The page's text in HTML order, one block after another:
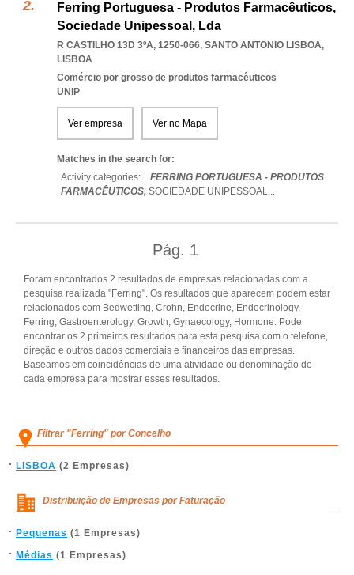
Ferring Portuguesa - Produtos Farmacêuticos,
Sociedade Unipessoal, Lda
R CASTILHO 13D 3ºA, 1250-066, SANTO ANTONIO LISBOA,
LISBOA
Comércio por grosso de produtos farmacêuticos
UNIP
Ver empresa Ver no Mapa
Matches in the search for:
Activity categories: ...FERRING PORTUGUESA - PRODUTOS
FARMACÊUTICOS, SOCIEDADE UNIPESSOAL...
Pág. 1
Foram encontrados 2 resultados de empresas relacionadas com a
pesquisa realizada "Ferring". Os resultados que aparecem podem estar
relacionados com Bedwetting, Crohn, Endocrine, Endocrinology,
Ferring, Gastroenterology, Growth, Gynaecology, Hormone. Pode
encontrar os 2 primeiros resultados para esta pesquisa com o telefone,
direção e outros dados comerciais e financeiros das empresas.
Baseamos em coincidências de uma atividade ou denominação de
cada empresa para mostrar esses resultados.
Filtrar "Ferring" por Concelho
LISBOA (2 Empresas)
Distribuição de Empresas por Faturação
Pequenas (1 Empresas)
Médias (1 Empresas)